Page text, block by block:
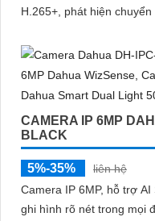
H.265+, phát hiện
CAMERA IP 6MP
BLACK
5%-35%
liên hệ
Camera IP 6MP, hỗ trợ
ghi hình rõ nét trong mọi